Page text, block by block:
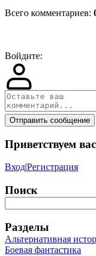
Всего комментариев:
Войдите:
Отправить сообщение
Приветствуем вас
Вход|Регистрация
Поиск
Разделы
Альтернативная
Боевая фантастика